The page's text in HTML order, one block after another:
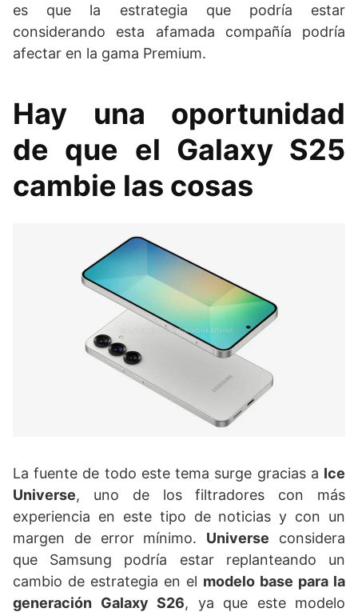
es que la estrategia que podría estar
considerando esta afamada compañía podría
afectar en la gama Premium.
Hay una oportunidad
de que el Galaxy S25
cambie las cosas
La fuente de todo este tema surge gracias a Ice
Universe, uno de los filtradores con más
experiencia en este tipo de noticias y con un
margen de error mínimo. Universe considera
que Samsung podría estar replanteando un
cambio de estrategia en el modelo base para la
generación Galaxy S26, ya que este modelo